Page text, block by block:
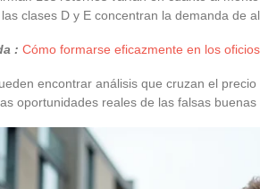
clases D y E concentran la demanda de
: Cómo formarse eficazmente en los
encontrar análisis que cruzan el
oportunidades reales de las falsas buenas